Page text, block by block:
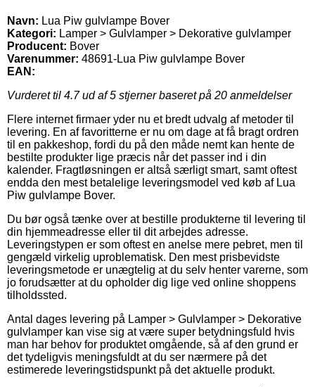
Navn: Lua Piw gulvlampe Bover
Kategori: Lamper > Gulvlamper > Dekorative gulvlamper
Producent: Bover
Varenummer: 48691-Lua Piw gulvlampe Bover
EAN:
Vurderet til 4.7ud af 5 stjerner baseret på 20 anmeldelser
Flere internet firmaer yder nu et bredt udvalg af metoder til
levering. En af favoritterne er nu om dage at få bragt ordren
til en pakkeshop, fordi du på den måde nemt kan hente de
bestilte produkter lige præcis når det passer ind i din
kalender. Fragtløsningen er altså særligt smart, samt oftest
endda den mest betalelige leveringsmodel ved køb af Lua
Piw gulvlampe Bover.
Du bør også tænke over at bestille produkterne til levering til
din hjemmeadresse eller til dit arbejdes adresse.
Leveringstypen er som oftest en anelse mere pebret, men til
gengæld virkelig uproblematisk. Den mest prisbevidste
leveringsmetode er unægtelig at du selv henter varerne, som
jo forudsætter at du opholder dig lige ved online shoppens
tilholdssted.
Antal dages levering på Lamper > Gulvlamper > Dekorative
gulvlamper kan vise sig at være super betydningsfuld hvis
man har behov for produktet omgående, så af den grund er
det tydeligvis meningsfuldt at du ser nærmere på det
estimerede leveringstidspunkt på det aktuelle produkt.